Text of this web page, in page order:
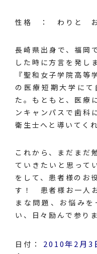
性格 ： わりと お
長崎県出身で、福岡
した時に方言を
『聖和女子学院高等
の医療短期大学に
た。もともと、医療
ンキャンパスで歯科
衛生士へと導いてく
これから、まだまだ
ていきたいと思って
をして、患者様のお
す！ 患者様お一人
まな問題、お悩み
い、日々励んで参
日付： 2010年2月3